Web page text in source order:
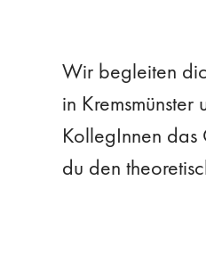
Wir begleiten
in
KollegInnen das
du den